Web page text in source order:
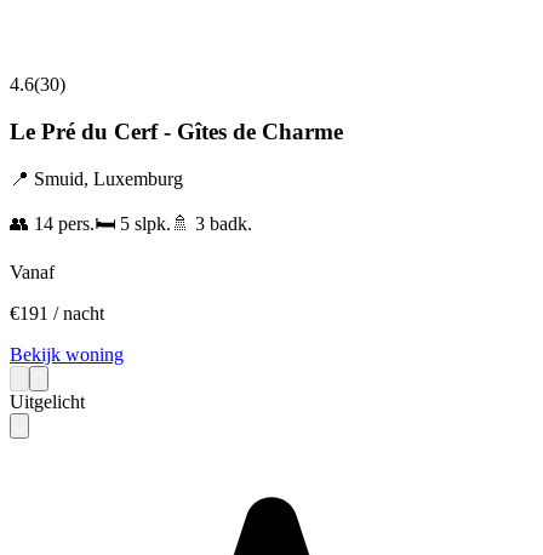
4.6(30)
Le Pré du Cerf - Gîtes de Charme
📍 Smuid, Luxemburg
👥 14 pers.🛏️ 5 slpk. 🚿 3 badk.
Vanaf
€191 / nacht
Bekijk woning
Uitgelicht